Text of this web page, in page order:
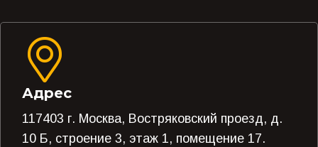
Адрес
117403 г. Москва, Востряковский проезд, д.
10 Б, строение 3, этаж 1, помещение 17.